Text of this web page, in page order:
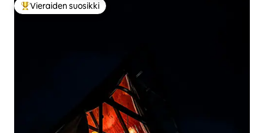
Vieraiden suosikkien parhaimmistoa
Vieraiden suosikki